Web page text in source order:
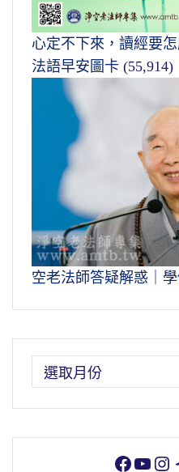
心定不下來，讀經要
法語早安圖卡 (55,914)
空老法師答疑解惑｜